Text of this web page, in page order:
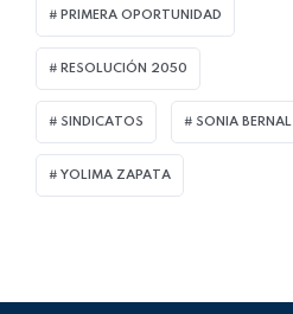
PRIMERA OPORTUNIDAD
RESOLUCIÓN 2050
SINDICATOS SONIA BERNAL
YOLIMA ZAPATA